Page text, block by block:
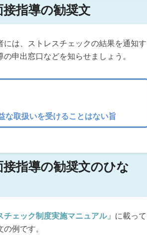
指導の勧奨文
は、ストレスチェックの結果を通知す
申出窓口などを知らせましょう。
取扱いを受けることはない旨
指導の勧奨文のひな
ェック制度実施マニュアル」 に載って
例です。